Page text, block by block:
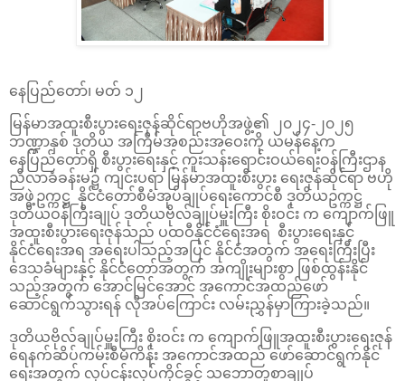
နေပြည်တော်၊ မတ် ၁၂
မြန်မာအထူးစီးပွားရေးဇုန်ဆိုင်ရာဗဟိုအဖွဲ့၏ ၂၀၂၄-၂၀၂၅
ဘဏ္ဍာနှစ် ဒုတိယ အကြိမ်အစည်းအဝေးကို ယမန်နေ့က
နေပြည်တော်ရှိ စီးပွားရေးနှင့် ကူးသန်းရောင်းဝယ်ရေးဝန်ကြီးဌာန
ညီလာခံခန်းမ၌ ကျင်းပရာ မြန်မာအထူးစီးပွား ရေးဇုန်ဆိုင်ရာ ဗဟို
အဖွဲ့ဥက္ကဋ္ဌ နိုင်ငံတော်စီမံအုပ်ချုပ်ရေးကောင်စီ ဒုတိယဥက္ကဋ္ဌ
ဒုတိယဝန်ကြီးချုပ် ဒုတိယဗိုလ်ချုပ်မှူးကြီး စိုးဝင်း က ကျောက်ဖြူ
အထူးစီးပွားရေးဇုန်သည် ပထဝီနိုင်ငံရေးအရ စီးပွားရေးနှင့်
နိုင်ငံရေးအရ အရေးပါသည့်အပြင် နိုင်ငံအတွက် အရေးကြီးပြီး
ဒေသခံများနှင့် နိုင်ငံတော်အတွက် အကျိုးများစွာ ဖြစ်ထွန်းနိုင်
သည့်အတွက် အောင်မြင်အောင် အကောင်အထည်ဖော်
ဆောင်ရွက်သွားရန် လိုအပ်ကြောင်း လမ်းညွှန်မှာကြားခဲ့သည်။
ဒုတိယဗိုလ်ချုပ်မှူးကြီး စိုးဝင်း က ကျောက်ဖြူအထူးစီးပွားရေးဇုန်
ရေနက်ဆိပ်ကမ်းစီမံကိန်း အကောင်အထည် ဖော်ဆောင်ရွက်နိုင်
ရေးအတွက် လုပ်ငန်းလုပ်ကိုင်ခွင့် သဘောတူစာချုပ်